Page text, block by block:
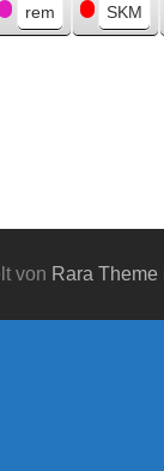
rem SKM
von Rara Theme